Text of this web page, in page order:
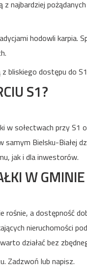
najbardziej
hodowli karpia.
bliskiego dostępu do
S1?
sołectwach przy S1
Bielsku-Białej
jak i dla inwestorów.
W
a dostępność
nieruchomości
działać bez
Zadzwoń lub napisz.